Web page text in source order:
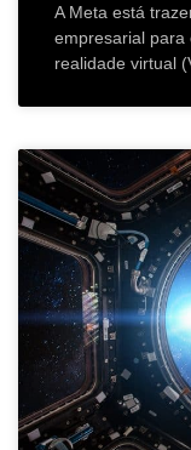
A Meta está
empresarial para
realidade virtual